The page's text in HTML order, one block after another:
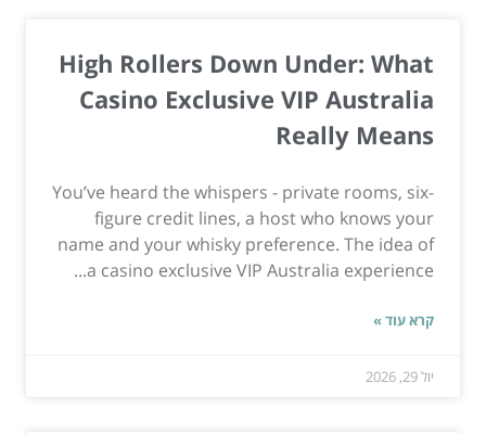
High Rollers Down Under: What
Casino Exclusive VIP Australia
Really Means
You’ve heard the whispers - private rooms, six-
figure credit lines, a host who knows your
name and your whisky preference. The idea of
a casino exclusive VIP Australia experience...
קרא עוד »
יול 29, 2026